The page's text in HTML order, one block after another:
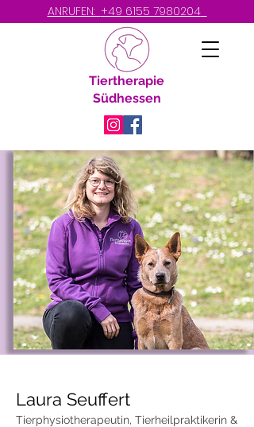
ANRUFEN: +49 6155 7980204
Tiertherapie
Südhessen
Laura Seuffert
Tierphysiotherapeutin, Tierheilpraktikerin &